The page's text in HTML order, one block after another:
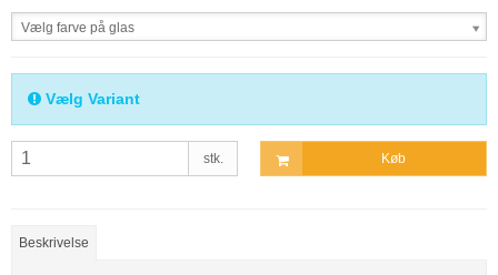
Vælg farve på glas
Vælg Variant
stk. Køb
Beskrivelse